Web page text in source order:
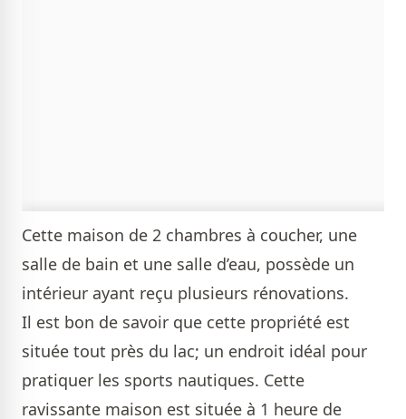
Cette maison de 2 chambres à coucher, une
salle de bain et une salle d’eau, possède un
intérieur ayant reçu plusieurs rénovations.
Il est bon de savoir que cette propriété est
située tout près du lac; un endroit idéal pour
pratiquer les sports nautiques. Cette
ravissante maison est située à 1 heure de